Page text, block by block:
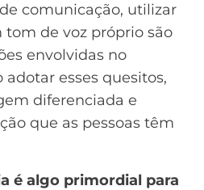
comunicação, utilizar
de voz próprio são
envolvidas no
esses quesitos,
diferenciada e
que as pessoas têm
é algo primordial para